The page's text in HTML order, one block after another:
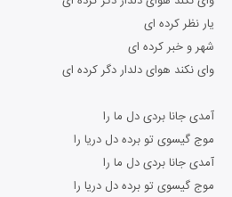
یار نظر کرده ای
شهر و خبر کرده ای
وای نکند هوای دلدار دگر کرده ای
آمدی جانا بردی دل ما را
موج گیسوی تو برده دل دریا را
آمدی جانا بردی دل ما را
موج گیسوی تو برده دل دریا را